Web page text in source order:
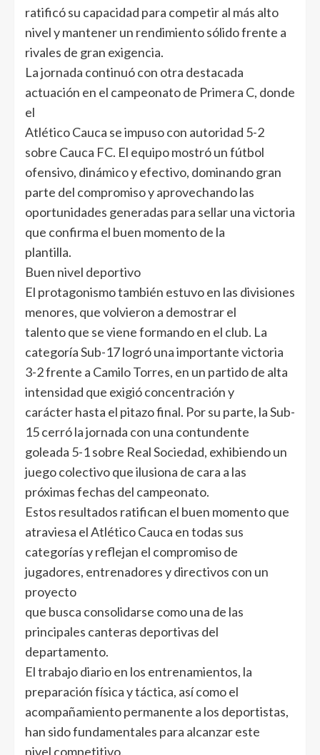
ratificó su capacidad para competir al más alto
nivel y mantener un rendimiento sólido frente a
rivales de gran exigencia.
La jornada continuó con otra destacada
actuación en el campeonato de Primera C, donde
el
Atlético Cauca se impuso con autoridad 5-2
sobre Cauca FC. El equipo mostró un fútbol
ofensivo, dinámico y efectivo, dominando gran
parte del compromiso y aprovechando las
oportunidades generadas para sellar una victoria
que confirma el buen momento de la
plantilla.
Buen nivel deportivo
El protagonismo también estuvo en las divisiones
menores, que volvieron a demostrar el
talento que se viene formando en el club. La
categoría Sub-17 logró una importante victoria
3-2 frente a Camilo Torres, en un partido de alta
intensidad que exigió concentración y
carácter hasta el pitazo final. Por su parte, la Sub-
15 cerró la jornada con una contundente
goleada 5-1 sobre Real Sociedad, exhibiendo un
juego colectivo que ilusiona de cara a las
próximas fechas del campeonato.
Estos resultados ratifican el buen momento que
atraviesa el Atlético Cauca en todas sus
categorías y reflejan el compromiso de
jugadores, entrenadores y directivos con un
proyecto
que busca consolidarse como una de las
principales canteras deportivas del
departamento.
El trabajo diario en los entrenamientos, la
preparación física y táctica, así como el
acompañamiento permanente a los deportistas,
han sido fundamentales para alcanzar este
nivel competitivo.